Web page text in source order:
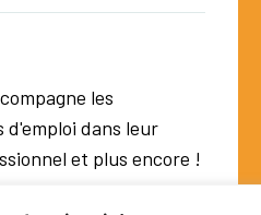
les
d'emploi dans leur
et plus encore !